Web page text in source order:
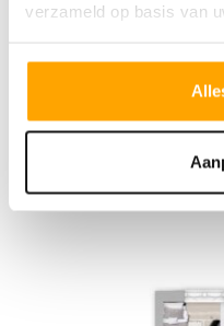
verzameld op basis van